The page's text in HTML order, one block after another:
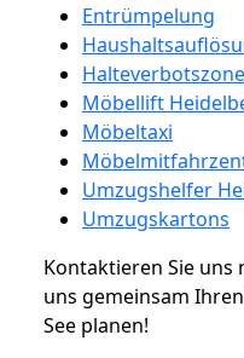
Entrümpelung
Möbellift
Möbeltaxi
Umzugshelfer
Umzugskartons
Kontaktieren Sie uns
uns gemeinsam
See planen!